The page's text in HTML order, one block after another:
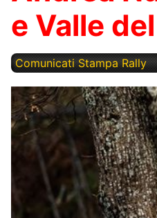
e Valle
Comunicati Stampa Rally